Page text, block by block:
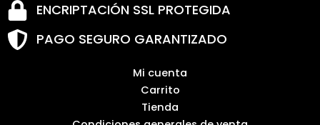
ENCRIPTACIÓN SSL PROTEGIDA
PAGO SEGURO GARANTIZADO
Mi cuenta
Carrito
Tienda